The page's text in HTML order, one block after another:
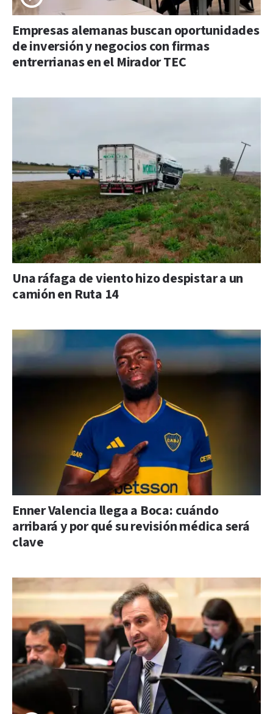
Empresas alemanas buscan oportunidades
de inversión y negocios con firmas
entrerrianas en el Mirador TEC
Una ráfaga de viento hizo despistar a un
camión en Ruta 14
Enner Valencia llega a Boca: cuándo
arribará y por qué su revisión médica será
clave